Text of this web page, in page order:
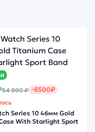
54 990 ₽ -6500₽
Series 10 46мм Gold
With Starlight Sport